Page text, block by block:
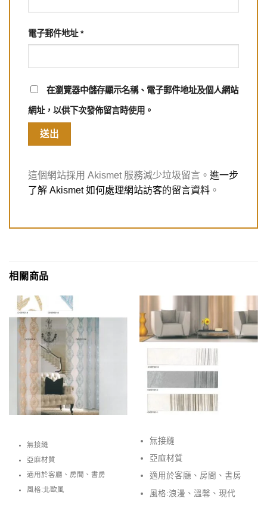
電子郵件地址*
在瀏覽器中儲存顯示名稱、電子郵件地址及個人網站
網址，以供下次發佈留言時使用。
這個網站採用 Akismet 服務減少垃圾留言。 進一步
了解 Akismet 如何處理網站訪客的留言資料 。
相關商品
無接縫
亞麻材質
適用於客廳、房間、書房
風格:北歐風
無接縫
亞麻材質
適用於客廳、房間、書房
風格:浪漫、溫馨、現代